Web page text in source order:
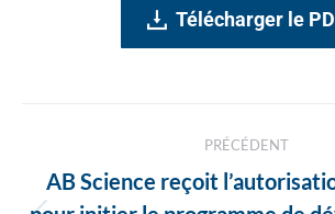
Télécharger le
des
PRÉCÉDENT
AB Science reçoit